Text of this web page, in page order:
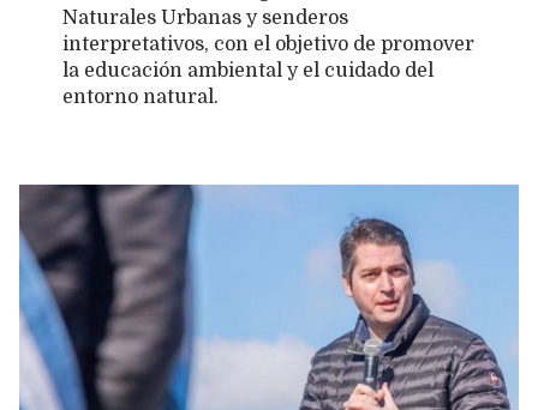
Naturales Urbanas y senderos
interpretativos, con el objetivo de promover
la educación ambiental y el cuidado del
entorno natural.